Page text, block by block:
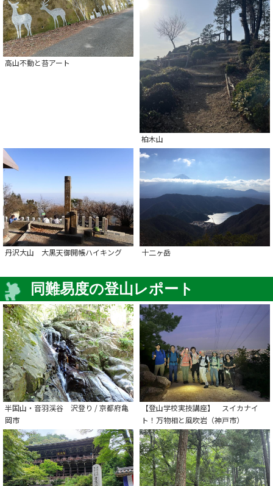
高山不動と苔アート
柏木山
丹沢大山 大黒天御開帳ハイキング 十二ヶ岳
同難易度の登山レポート
半国山・音羽渓谷 沢登り / 京都府亀
岡市
【登山学校実技講座】 スイカナイ
ト！万物相と風吹岩（神戸市）